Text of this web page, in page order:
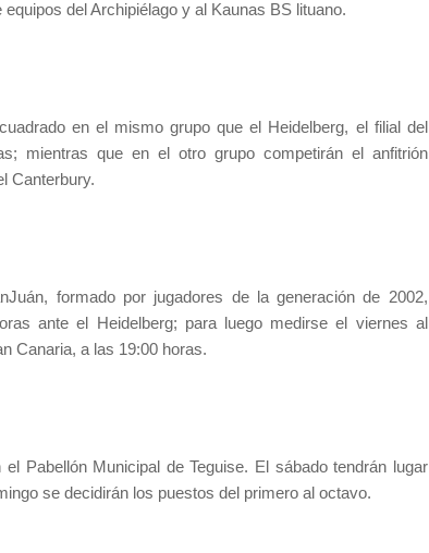
del Archipiélago y al Kaunas BS lituano.
en el mismo grupo que el Heidelberg, el filial del
mientras que en el otro grupo competirán el anfitrión
Canterbury.
formado por jugadores de la generación de 2002,
ante el Heidelberg; para luego medirse el viernes al
Canaria, a las 19:00 horas.
el Pabellón Municipal de Teguise. El sábado tendrán lugar
se decidirán los puestos del primero al octavo.